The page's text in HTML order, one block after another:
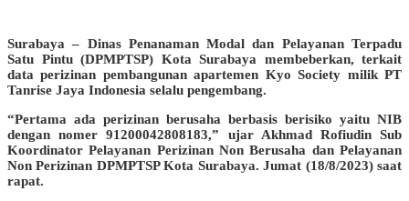
Surabaya – Dinas Penanaman Modal dan Pelayanan Terpadu
Satu Pintu (DPMPTSP) Kota Surabaya membeberkan, terkait
data perizinan pembangunan apartemen Kyo Society milik PT
Tanrise Jaya Indonesia selalu pengembang.
“Pertama ada perizinan berusaha berbasis berisiko yaitu NIB
dengan nomer 91200042808183,” ujar Akhmad Rofiudin Sub
Koordinator Pelayanan Perizinan Non Berusaha dan Pelayanan
Non Perizinan DPMPTSP Kota Surabaya. Jumat (18/8/2023) saat
rapat.